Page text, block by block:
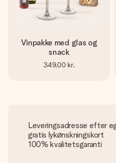
Vinpakke med glas og
snack
349,00 kr.
Leveringsadresse efter
gratis lykønskningskort
100% kvalitetsgaranti